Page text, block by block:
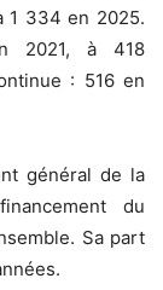
1 334 en 2025.
2021, à 418
: 516 en
général de la
du
Sa part